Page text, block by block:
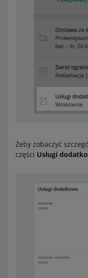
Żeby zobaczyć
części Usługi